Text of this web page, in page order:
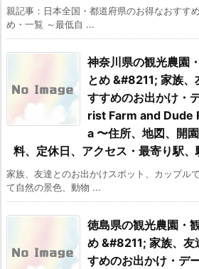
親記事：日本全国・都道府県のお得なおすす
め・一覧 ～最低自 ...
神奈川県の観光農園
とめ &#8211; 家族
すすめのお出かけ・
rist Farm and Dude
a 〜住所、地図、開
料、定休日、アクセス・最寄り駅
家族、友達とのお出かけスポット、カップル
て自然の景色、動物 ...
徳島県の観光農園・
め &#8211; 家族、友
すめのお出かけ・デ